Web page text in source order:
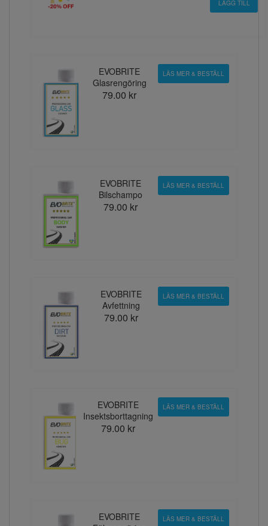
EVOBRITE
Glasrengöring
79.00 kr
LÄS MER & BESTÄLL
EVOBRITE
Bilschampo
79.00 kr
LÄS MER & BESTÄLL
EVOBRITE
Avfettning
79.00 kr
LÄS MER & BESTÄLL
EVOBRITE
Insektsborttagning
79.00 kr
LÄS MER & BESTÄLL
EVOBRITE
LÄS MER & BESTÄLL